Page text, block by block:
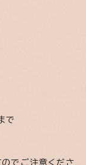
で
でご注意くださ